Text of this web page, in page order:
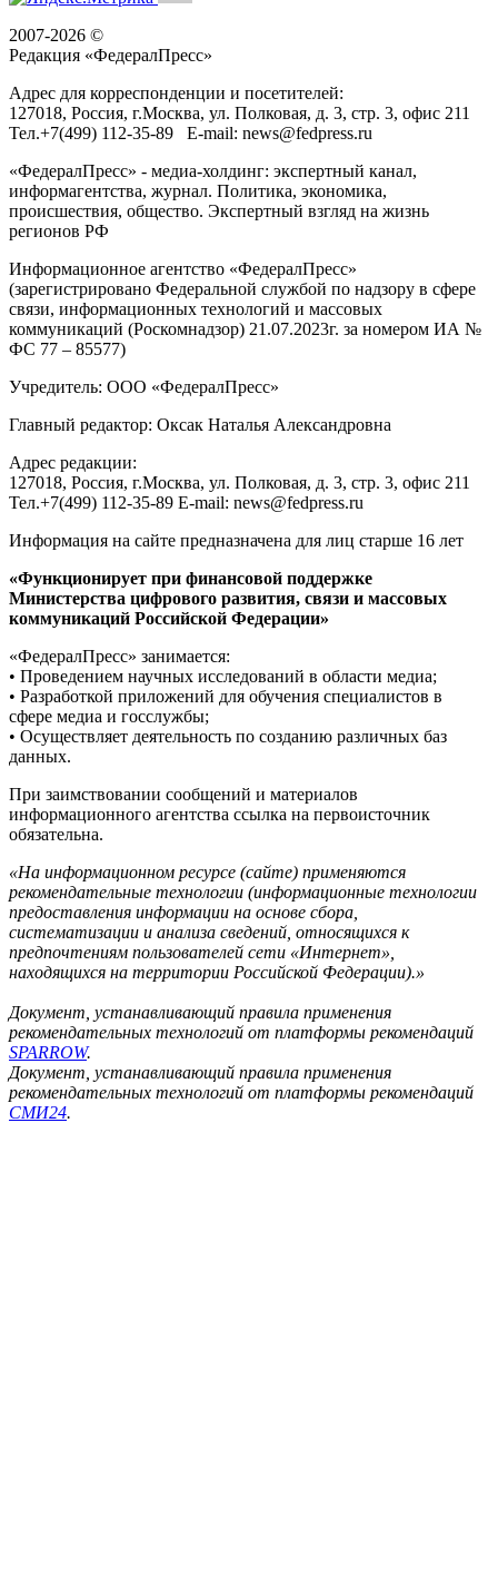
2007-2026 ©
Редакция «ФедералПресс»
Адрес для корреспонденции и посетителей:
127018, Россия, г.Москва, ул. Полковая, д. 3, стр. 3, офис 211
Тел.+7(499) 112-35-89 E-mail: news@fedpress.ru
«ФедералПресс» - медиа-холдинг: экспертный канал,
информагентства, журнал. Политика, экономика,
происшествия, общество. Экспертный взгляд на жизнь
регионов РФ
Информационное агентство «ФедералПресс»
(зарегистрировано Федеральной службой по надзору в сфере
связи, информационных технологий и массовых
коммуникаций (Роскомнадзор) 21.07.2023г. за номером ИА №
ФС 77 – 85577)
Учредитель: ООО «ФедералПресс»
Главный редактор: Оксак Наталья Александровна
Адрес редакции:
127018, Россия, г.Москва, ул. Полковая, д. 3, стр. 3, офис 211
Тел.+7(499) 112-35-89 E-mail: news@fedpress.ru
Информация на сайте предназначена для лиц старше 16 лет
«Функционирует при финансовой поддержке
Министерства цифрового развития, связи и массовых
коммуникаций Российской Федерации»
«ФедералПресс» занимается:
• Проведением научных исследований в области медиа;
• Разработкой приложений для обучения специалистов в
сфере медиа и госслужбы;
• Осуществляет деятельность по созданию различных баз
данных.
При заимствовании сообщений и материалов
информационного агентства ссылка на первоисточник
обязательна.
«На информационном ресурсе (сайте) применяются
рекомендательные технологии (информационные технологии
предоставления информации на основе сбора,
систематизации и анализа сведений, относящихся к
предпочтениям пользователей сети «Интернет»,
находящихся на территории Российской Федерации).»
Документ, устанавливающий правила применения
рекомендательных технологий от платформы рекомендаций
SPARROW.
Документ, устанавливающий правила применения
рекомендательных технологий от платформы рекомендаций
СМИ24.